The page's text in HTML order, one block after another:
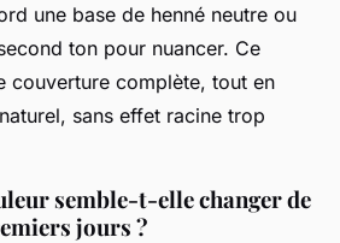
une base de henné neutre ou
ton pour nuancer. Ce
couverture complète, tout en
sans effet racine trop
semble-t-elle changer de
jours ?